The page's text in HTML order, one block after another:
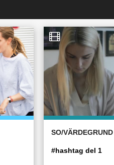
SO/VÄRDEGRUND
#hashtag del 1